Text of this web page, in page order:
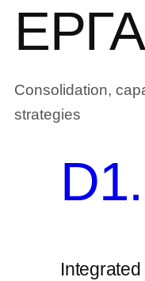
Consolidation,
strategies